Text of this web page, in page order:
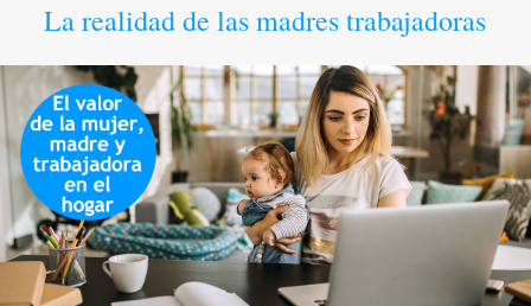
La realidad de las madres trabajadoras